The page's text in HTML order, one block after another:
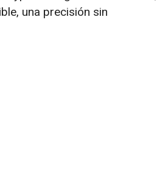
una precisión sin